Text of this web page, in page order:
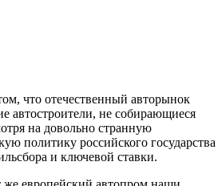
что отечественный авторынок
автостроители, не собирающиеся
на довольно странную
политику российского государства
и ключевой ставки.